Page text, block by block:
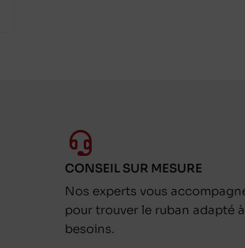
CONSEIL SUR MESURE
Nos experts vous
pour trouver le ruban adapté
besoins.